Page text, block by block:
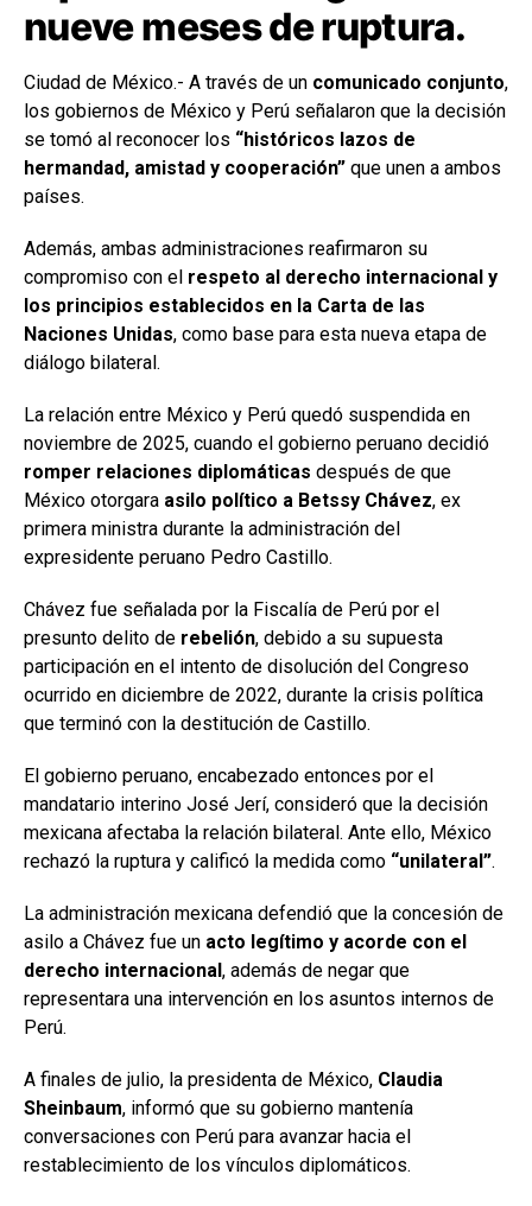
nueve meses de ruptura.
Ciudad de México.- A través de un comunicado conjunto,
los gobiernos de México y Perú señalaron que la decisión
se tomó al reconocer los “históricos lazos de
hermandad, amistad y cooperación” que unen a ambos
países.
Además, ambas administraciones reafirmaron su
compromiso con el respeto al derecho internacional y
los principios establecidos en la Carta de las
Naciones Unidas, como base para esta nueva etapa de
diálogo bilateral.
La relación entre México y Perú quedó suspendida en
noviembre de 2025, cuando el gobierno peruano decidió
romper relaciones diplomáticas después de que
México otorgara asilo político a Betssy Chávez, ex
primera ministra durante la administración del
expresidente peruano Pedro Castillo.
Chávez fue señalada por la Fiscalía de Perú por el
presunto delito de rebelión, debido a su supuesta
participación en el intento de disolución del Congreso
ocurrido en diciembre de 2022, durante la crisis política
que terminó con la destitución de Castillo.
El gobierno peruano, encabezado entonces por el
mandatario interino José Jerí, consideró que la decisión
mexicana afectaba la relación bilateral. Ante ello, México
rechazó la ruptura y calificó la medida como “unilateral”.
La administración mexicana defendió que la concesión de
asilo a Chávez fue un acto legítimo y acorde con el
derecho internacional , además de negar que
representara una intervención en los asuntos internos de
Perú.
A finales de julio, la presidenta de México, Claudia
Sheinbaum, informó que su gobierno mantenía
conversaciones con Perú para avanzar hacia el
restablecimiento de los vínculos diplomáticos.